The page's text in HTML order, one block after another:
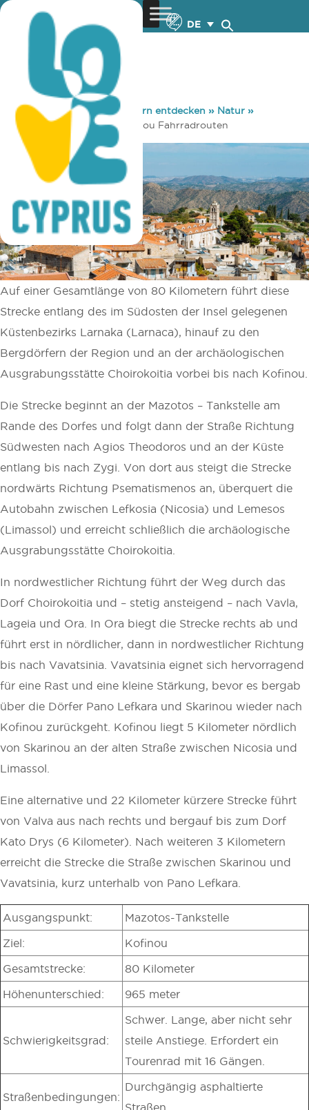
DE
You are here: Home »Zypern entdecken » Natur »
Radsport
Mazotos – Kofinou Fahrradrouten
Auf einer Gesamtlänge von 80 Kilometern führt diese
Strecke entlang des im Südosten der Insel gelegenen
Küstenbezirks Larnaka (Larnaca), hinauf zu den
Bergdörfern der Region und an der archäologischen
Ausgrabungsstätte Choirokoitia vorbei bis nach Kofinou.
Die Strecke beginnt an der Mazotos – Tankstelle am
Rande des Dorfes und folgt dann der Straße Richtung
Südwesten nach Agios Theodoros und an der Küste
entlang bis nach Zygi. Von dort aus steigt die Strecke
nordwärts Richtung Psematismenos an, überquert die
Autobahn zwischen Lefkosia (Nicosia) und Lemesos
(Limassol) und erreicht schließlich die archäologische
Ausgrabungsstätte Choirokoitia.
In nordwestlicher Richtung führt der Weg durch das
Dorf Choirokoitia und – stetig ansteigend – nach Vavla,
Lageia und Ora. In Ora biegt die Strecke rechts ab und
führt erst in nördlicher, dann in nordwestlicher Richtung
bis nach Vavatsinia. Vavatsinia eignet sich hervorragend
für eine Rast und eine kleine Stärkung, bevor es bergab
über die Dörfer Pano Lefkara und Skarinou wieder nach
Kofinou zurückgeht. Kofinou liegt 5 Kilometer nördlich
von Skarinou an der alten Straße zwischen Nicosia und
Limassol.
Eine alternative und 22 Kilometer kürzere Strecke führt
von Valva aus nach rechts und bergauf bis zum Dorf
Kato Drys (6 Kilometer). Nach weiteren 3 Kilometern
erreicht die Strecke die Straße zwischen Skarinou und
Vavatsinia, kurz unterhalb von Pano Lefkara.
Ausgangspunkt: Mazotos-Tankstelle
Ziel: Kofinou
Gesamtstrecke: 80 Kilometer
Höhenunterschied: 965 meter
Schwierigkeitsgrad:
Schwer. Lange, aber nicht sehr
steile Anstiege. Erfordert ein
Tourenrad mit 16 Gängen.
Straßenbedingungen:
Durchgängig asphaltierte
Straßen.